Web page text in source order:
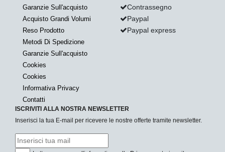
Garanzie Sull'acquisto
Acquisto Grandi Volumi
Reso Prodotto
Metodi Di Spedizione
Garanzie Sull'acquisto
Cookies
Cookies
Informativa Privacy
Contatti
Contrassegno
Paypal
Paypal express
ISCRIVITI ALLA NOSTRA NEWSLETTER
Inserisci la tua E-mail per ricevere le nostre offerte tramite newsletter.